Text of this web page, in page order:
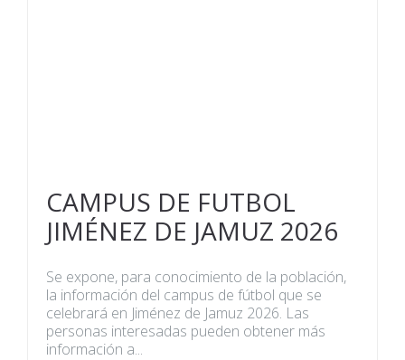
CAMPUS DE FUTBOL
JIMÉNEZ DE JAMUZ 2026
Se expone, para conocimiento de la población,
la información del campus de fútbol que se
celebrará en Jiménez de Jamuz 2026. Las
personas interesadas pueden obtener más
información a...